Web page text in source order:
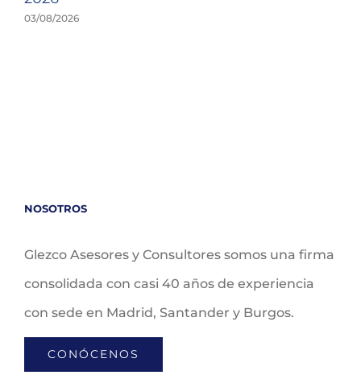
03/08/2026
NOSOTROS
Glezco Asesores y Consultores somos una firma
consolidada con casi 40 años de experiencia
con sede en Madrid, Santander y Burgos.
CONÓCENOS